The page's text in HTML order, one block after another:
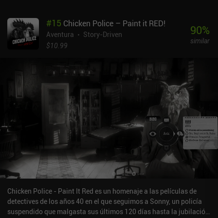
que resulta divertidísimo. Y como novedad en la serie, ahora
incluso podemos desenmascarar mentiras basándonos en el
lenguaje corporal usando el brazalete mágico de Apollo. Por
lógico, lo que nos obliga a golpear cosas al azar hasta que
acertamos.La historia es sin duda el principal atractivo del juego.
Es fácil de seguir, los personajes son divertidos y todo el juego es
tan relajante como leer un libro. Además, rezuma encanto y nunca
se toma demasiado en serio a sí mismo.Apollo Justice Ace
Attorney es un juego premium de 15,99 $. La versión para móviles
añade efectos visuales de alta definición que mejoran el original y,
aunque es un poco caro, es una recomendación fácil para los fans
de la serie. Los recién llegados, sin embargo, tal vez quieran jugar
a los tres primeros juegos antes de probar este.
#15 Chicken Police – Paint it RED!
Aventura
Story-Driven
$10.99
90%
similar
Chicken Police - Paint It Red es un homenaje a las películas de
detectives de los años 40 en el que seguimos a Sonny, un policía
suspendido que malgasta sus últimos 120 días hasta la jubilación